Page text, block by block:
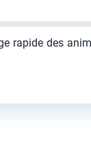
rapide des